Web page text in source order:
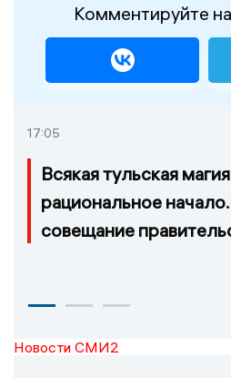
Комментируйте
17:05
Всякая тульская
рациональное
совещание
Новости СМИ2